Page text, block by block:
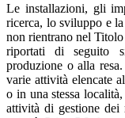
Le installazioni, gli
ricerca, lo sviluppo e
non rientrano nel
riportati di seguito
produzione o alla
varie attività elencate
o in una stessa
attività di gestione